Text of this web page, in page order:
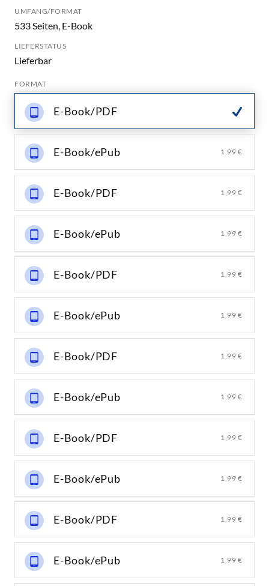
UMFANG/FORMAT
533 Seiten, E-Book
LIEFERSTATUS
Lieferbar
FORMAT
E-Book/PDF
E-Book/ePub 1,99 €
E-Book/PDF 1,99 €
E-Book/ePub 1,99 €
E-Book/PDF 1,99 €
E-Book/ePub 1,99 €
E-Book/PDF 1,99 €
E-Book/ePub 1,99 €
E-Book/PDF 1,99 €
E-Book/ePub 1,99 €
E-Book/PDF 1,99 €
E-Book/ePub 1,99 €